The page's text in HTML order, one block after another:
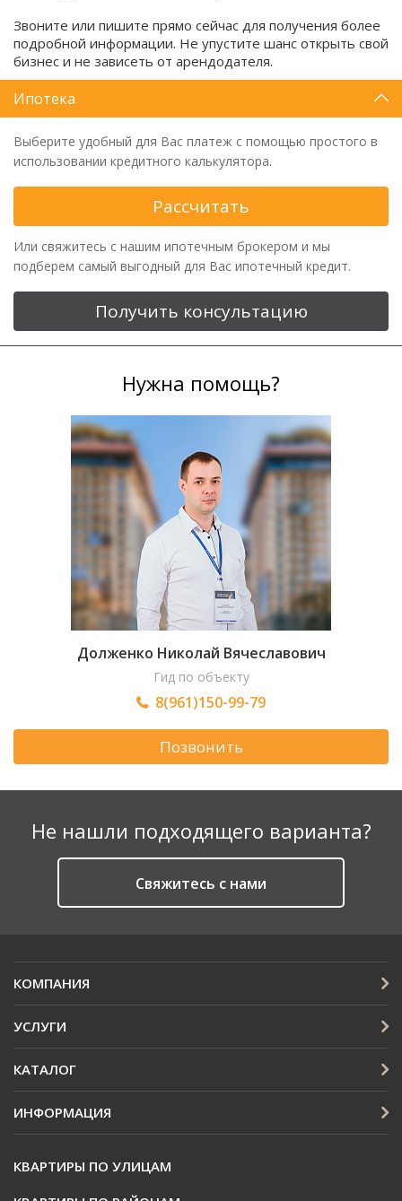
Звоните или пишите прямо сейчас для получения более
подробной информации. Не упустите шанс открыть свой
бизнес и не зависеть от арендодателя.
Ипотека
Выберите удобный для Вас платеж с помощью простого в
использовании кредитного калькулятора.
Рассчитать
Или свяжитесь с нашим ипотечным брокером и мы
подберем самый выгодный для Вас ипотечный кредит.
Получить консультацию
Нужна помощь?
Долженко Николай Вячеславович
Гид по объекту
8(961)150-99-79
Позвонить
Не нашли подходящего варианта?
Cвяжитесь с нами
КОМПАНИЯ
УСЛУГИ
КАТАЛОГ
ИНФОРМАЦИЯ
КВАРТИРЫ ПО УЛИЦАМ